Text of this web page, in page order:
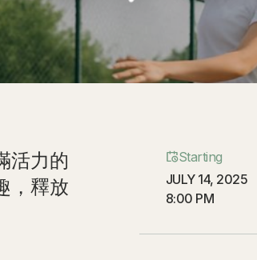
活力的
，釋放
Starting
JULY 14, 2025
8:00 PM